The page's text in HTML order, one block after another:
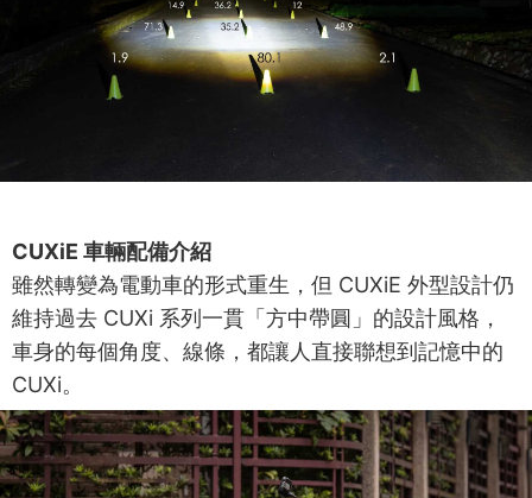
CUXiE 車輛配備介紹
雖然轉變為電動車的形式重生，但 CUXiE 外型設計仍
維持過去 CUXi 系列一貫「方中帶圓」的設計風格，
車身的每個角度、線條，都讓人直接聯想到記憶中的
CUXi。